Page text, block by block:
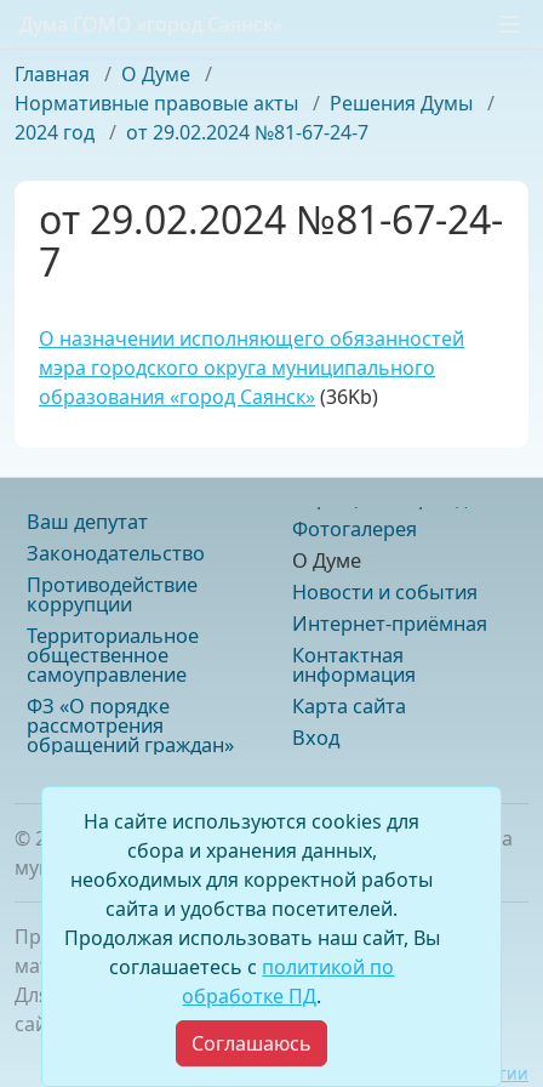
Дума ГОМО «город Саянск»
Главная / О Думе /
Нормативные правовые акты / Решения Думы /
2024 год / от 29.02.2024 №81-67-24-7
от 29.02.2024 №81-67-24-
7
О назначении исполняющего обязанностей
мэра городского округа муниципального
образования «город Саянск»(36Kb)
Ваш депутат
Законодательство
Противодействие
коррупции
Территориальное
общественное
самоуправление
ФЗ «О порядке
рассмотрения
обращений граждан»
Фотогалерея
О Думе
Новости и события
Интернет-приёмная
Контактная
информация
Карта сайта
Вход
© 2026
. Официальный сайт Думы городского округа
муниципального образования «город Саянск»
При полном или частичном использовании
материалов ссылка на сайт обязательна.
Для сетевых изданий обязательна гиперссылка на
сайт –
www.dumasayansk.ru
Разработка сайта: Виртуальные технологии
На сайте используются cookies для
сбора и хранения данных,
необходимых для корректной работы
сайта и удобства посетителей.
Продолжая использовать наш сайт, Вы
соглашаетесь с политикой по
обработке ПД.
Соглашаюсь